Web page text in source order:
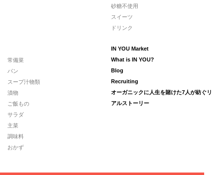
砂糖不使用
スイーツ
ドリンク
常備菜
パン
スープ汁物類
漬物
ご飯もの
サラダ
主菜
調味料
おかず
IN YOU Market
What is IN YOU?
Blog
Recruiting
オーガニックに人生を賭けた7人が紡ぐリ
アルストーリー